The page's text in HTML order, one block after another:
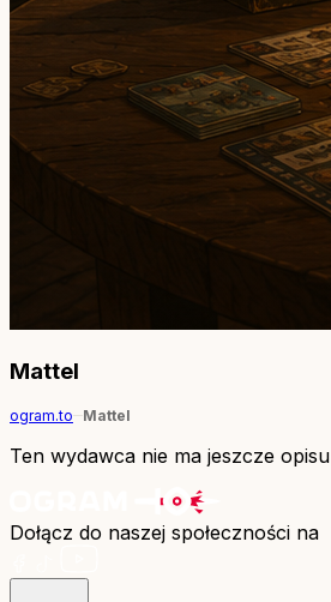
Mattel
ogram.to Mattel
Ten wydawca nie ma jeszcze opisu
Dołącz do naszej społeczności na